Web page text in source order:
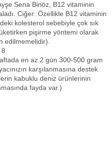
Sena Binöz, B12 vitaminin
Ciğer: Özellikle B12 vitaminin
kolesterol sebebiyle çok sık
pişirme yöntemi olarak
edilmemelidir).
8
en az 2 gün 300-500 gram
karşılanmasına destek
kabuklu deniz ürünlerinin
fayda var.)